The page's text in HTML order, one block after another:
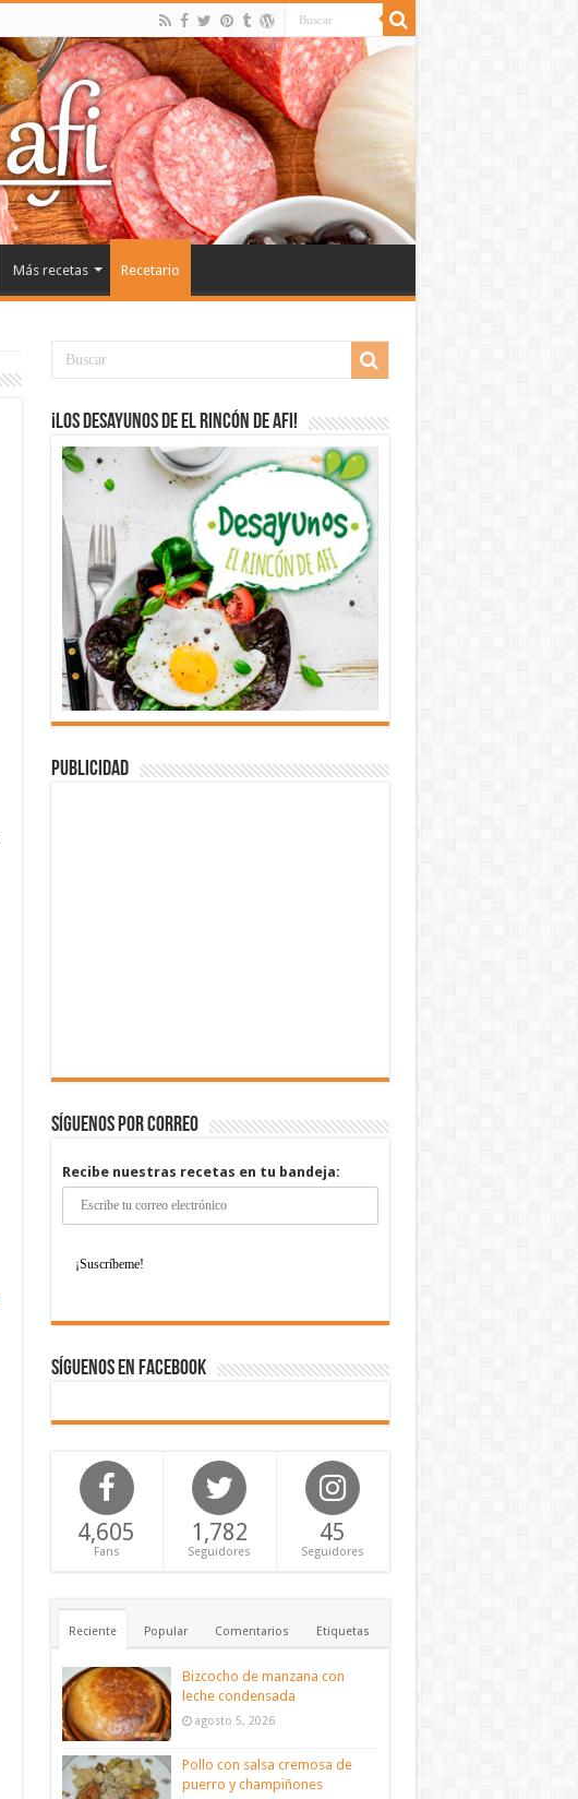
Más recetas Recetario
¡Los desayunos de El Rincón de Afi!
Publicidad
Síguenos por correo
Recibe nuestras recetas en tu bandeja:
Síguenos en Facebook
4,605
Fans
1,782
Seguidores
45
Seguidores
Reciente Popular Comentarios Etiquetas
Bizcocho de manzana con
leche condensada
agosto 5, 2026
Pollo con salsa cremosa de
puerro y champiñones